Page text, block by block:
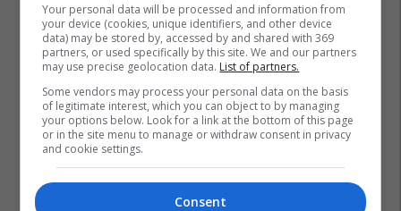
Your personal data will be processed and information from
your device (cookies, unique identifiers, and other device
data) may be stored by, accessed by and shared with 369
partners, or used specifically by this site. We and our partners
may use precise geolocation data. List of partners.
Some vendors may process your personal data on the basis
of legitimate interest, which you can object to by managing
your options below. Look for a link at the bottom of this page
or in the site menu to manage or withdraw consent in privacy
and cookie settings.
Consent